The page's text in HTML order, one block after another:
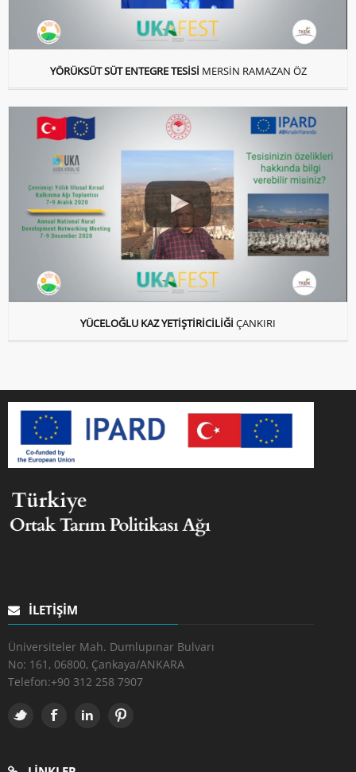
YÖRÜKSÜT SÜT ENTEGRE TESİSİ MERSİN RAMAZAN ÖZ
YÜCELOĞLU KAZ YETİŞTİRİCİLİĞİ ÇANKIRI
İLETIŞIM
Üniversiteler Mah. Dumlupınar Bulvarı
No: 161, 06800, Çankaya/ANKARA
Telefon:+90 312 258 7907